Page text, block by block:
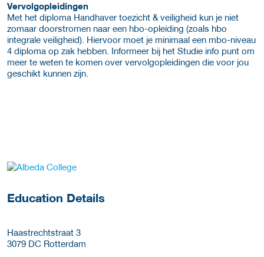
Vervolgopleidingen
Met het diploma Handhaver toezicht & veiligheid kun je niet
zomaar doorstromen naar een hbo-opleiding (zoals hbo
integrale veiligheid). Hiervoor moet je minimaal een mbo-niveau
4 diploma op zak hebben. Informeer bij het Studie info punt om
meer te weten te komen over vervolgopleidingen die voor jou
geschikt kunnen zijn.
about this provider
Education Details
Haastrechtstraat 3
3079 DC Rotterdam